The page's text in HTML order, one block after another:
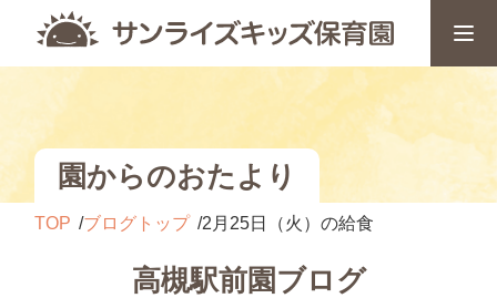
園からのおたより
TOP ブログトップ 2月25日（火）の給食
高槻駅前園ブログ